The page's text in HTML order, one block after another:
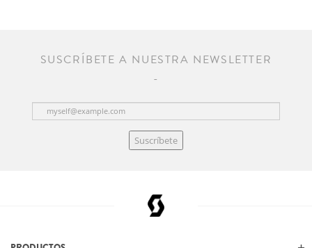
SUSCRÍBETE A NUESTRA NEWSLETTER
Suscríbete